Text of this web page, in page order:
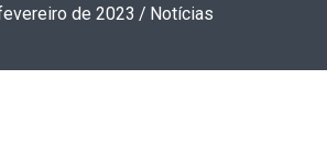
de 2023 / Notícias